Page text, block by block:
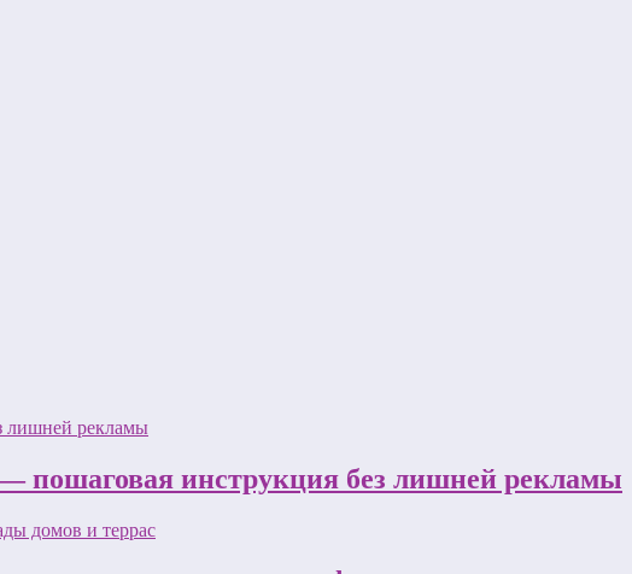
пошаговая инструкция без лишней рекламы